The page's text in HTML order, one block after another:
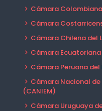
Cámara
Cámara
Cámara Chilena del
Cámara
Cámara Peruana del
Cámara Nacional
(CANIEM)
Cámara Uruguaya